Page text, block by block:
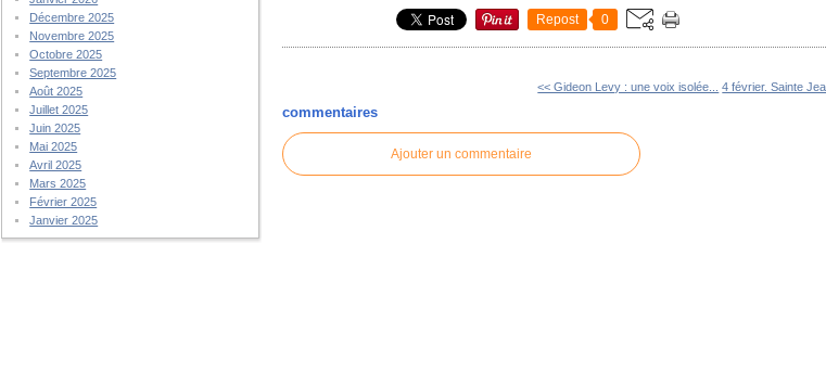
Décembre 2025
Novembre 2025
Octobre 2025
Septembre 2025
Août 2025
Juillet 2025
Juin 2025
Mai 2025
Avril 2025
Mars 2025
Février 2025
Janvier 2025
Repost 0
<< Gideon Levy : une voix isolée... 4 février. Sainte
commentaires
Ajouter un commentaire